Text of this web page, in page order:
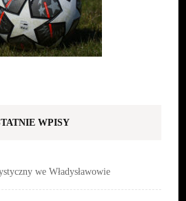
WPISY
we Władysławowie